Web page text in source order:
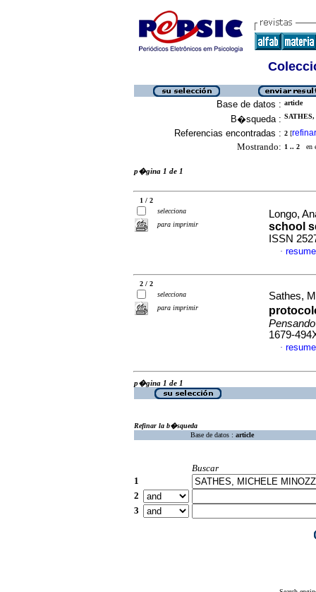
Base de datos : article
B�squeda :
Referencias encontradas : 2 [refinar
Mostrando: 1 .. 2 en
p�gina 1 de 1
1 / 2
selecciona
para imprimir
Longo,
school
ISSN
·
2 / 2
selecciona
para imprimir
Sathes,
1679-
·
p�gina 1 de 1
Refinar la b�squeda
Base de datos : article
Buscar
1
2
3